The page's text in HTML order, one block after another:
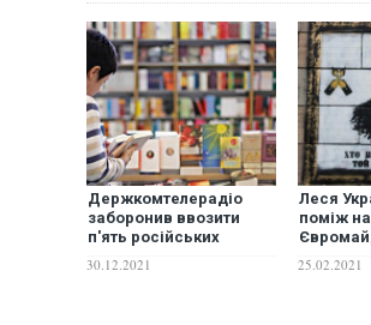
Держкомтелерадіо
заборонив ввозити
п'ять російських
пропаганду імперських
30.12.2021
Леся
поміж
25.02.2021